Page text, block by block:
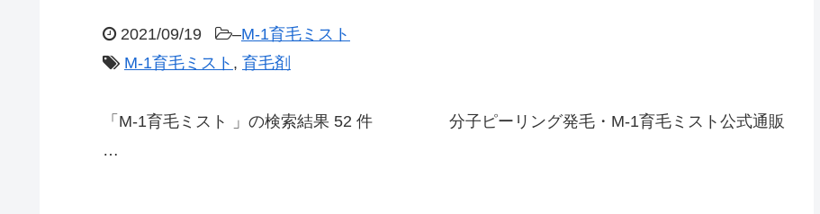
2021/09/19 –M-1育毛ミスト
M-1育毛ミスト , 育毛剤
「M-1育毛ミスト 」の検索結果 52 件 分子ピーリング発毛・M-1育毛ミスト公式通販
…